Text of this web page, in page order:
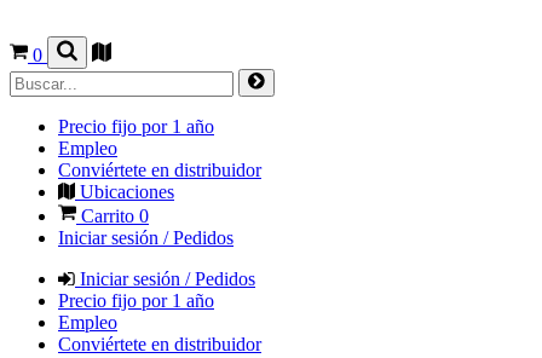
0
Precio fijo por 1 año
Empleo
Conviértete en distribuidor
Ubicaciones
Carrito 0
Iniciar sesión / Pedidos
Iniciar sesión / Pedidos
Precio fijo por 1 año
Empleo
Conviértete en distribuidor